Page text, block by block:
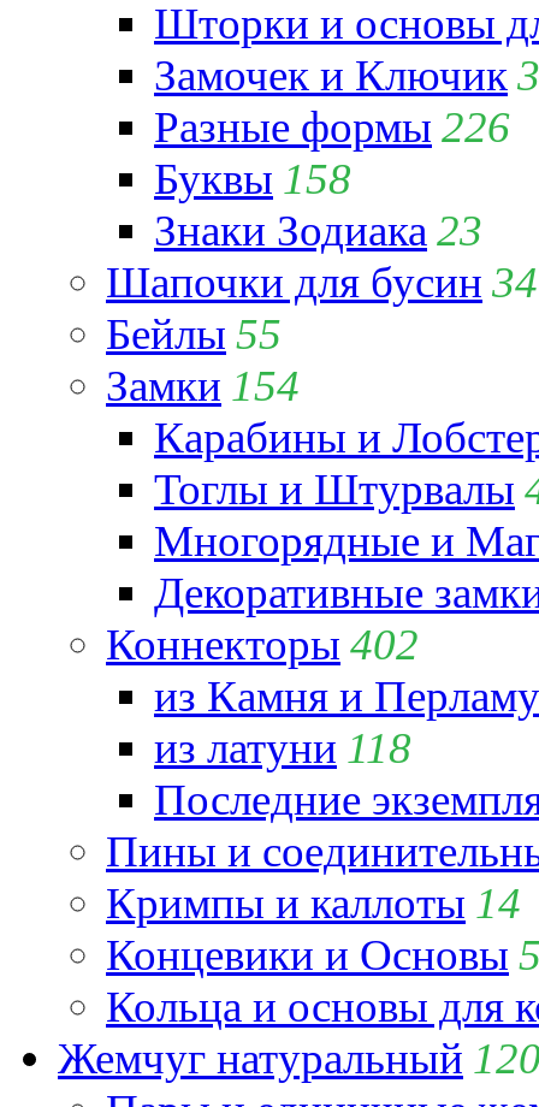
Шторки и основы
Замочек и Ключик
Разные формы 226
Буквы 158
Знаки Зодиака 23
Шапочки для бусин 34
Бейлы 55
Замки 154
Карабины и
Тоглы и Штурвалы
Многорядные и
Декоративные
Коннекторы 402
из Камня и
из латуни 118
Последние
Пины и
Кримпы и каллоты 14
Концевики и Основы
Кольца и основы для
Жемчуг натуральный